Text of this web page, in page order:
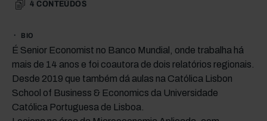
4 CONTEÚDOS
BIO
É Senior Economist no Banco Mundial, onde trabalha há
mais de 14 anos e foi coautora de dois relatórios regionais.
Desde 2019 que também dá aulas na Católica Lisbon
School of Business & Economics da Universidade
Católica Portuguesa de Lisboa.